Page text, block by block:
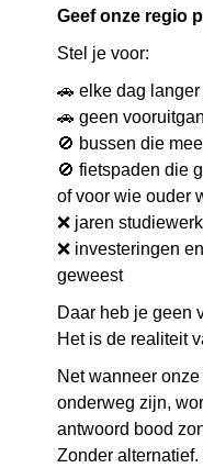
Geef onze regio
Stel je voor:
🚗 elke dag
🚗 geen
🚫 bussen die
🚫 fietspaden die
of voor wie ouder
❌ jaren
❌ investeringen
geweest
Daar heb je geen
Het is de realiteit
Net wanneer
onderweg zijn,
antwoord bood
Zonder